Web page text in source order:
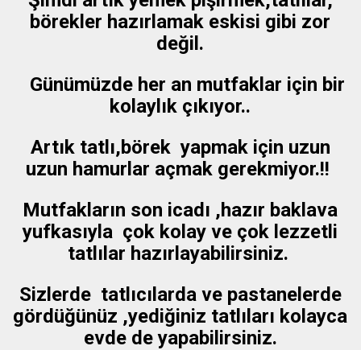
börekler hazırlamak eskisi gibi zor
değil.
Günümüzde her an mutfaklar için bir
kolaylık çıkıyor..
Artık tatlı,börek yapmak için uzun
uzun hamurlar açmak gerekmiyor.!!
Mutfakların son icadı ,hazır baklava
yufkasıyla çok kolay ve çok lezzetli
tatlılar hazırlayabilirsiniz.
Sizlerde tatlıcılarda ve pastanelerde
gördüğünüz ,yediğiniz tatlıları kolayca
evde de yapabilirsiniz.